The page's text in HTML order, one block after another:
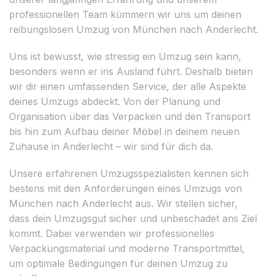
professionellen Team kümmern wir uns um deinen
reibungslosen Umzug von München nach Anderlecht.
Uns ist bewusst, wie stressig ein Umzug sein kann,
besonders wenn er ins Ausland führt. Deshalb bieten
wir dir einen umfassenden Service, der alle Aspekte
deines Umzugs abdeckt. Von der Planung und
Organisation über das Verpacken und den Transport
bis hin zum Aufbau deiner Möbel in deinem neuen
Zuhause in Anderlecht – wir sind für dich da.
Unsere erfahrenen Umzugsspezialisten kennen sich
bestens mit den Anforderungen eines Umzugs von
München nach Anderlecht aus. Wir stellen sicher,
dass dein Umzugsgut sicher und unbeschadet ans Ziel
kommt. Dabei verwenden wir professionelles
Verpackungsmaterial und moderne Transportmittel,
um optimale Bedingungen für deinen Umzug zu